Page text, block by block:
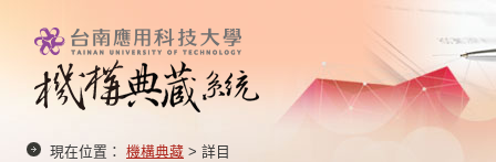
現在位置： 機構典藏 > 詳目